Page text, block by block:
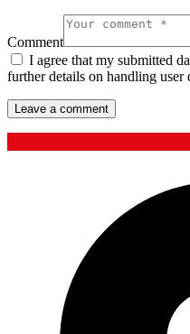
Comment
I agree that my submitted
further details on handling user